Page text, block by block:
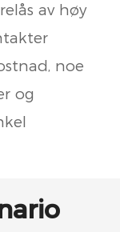
av høy
noe
og